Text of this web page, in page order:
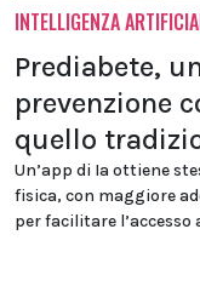
INTELLIGENZA
Prediabete,
prevenzione
quello
Un’app di Ia ottiene
fisica, con maggiore
per facilitare l’accesso